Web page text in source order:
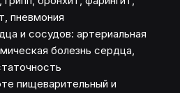
пневмония
и сосудов: артериальная
болезнь сердца,
пищеварительный и